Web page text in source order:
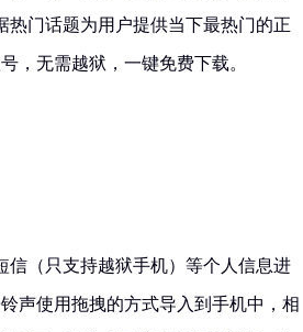
门话题为用户提供当下最热门的正
，无需越狱，一键免费下载。
（只支持越狱手机）等个人信息进
声使用拖拽的方式导入到手机中，相